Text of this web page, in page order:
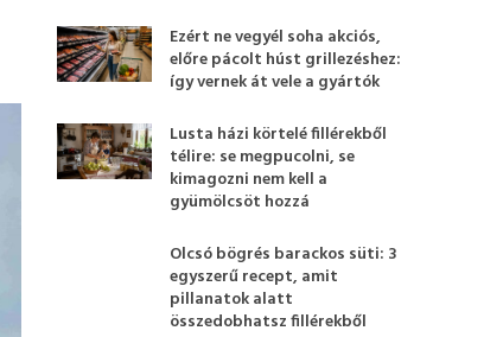
Ezért ne vegyél soha akciós,
előre pácolt húst grillezéshez:
így vernek át vele a gyártók
Lusta házi körtelé fillérekből
télire: se megpucolni, se
kimagozni nem kell a
gyümölcsöt hozzá
Olcsó bögrés barackos süti: 3
egyszerű recept, amit
pillanatok alatt
összedobhatsz fillérekből